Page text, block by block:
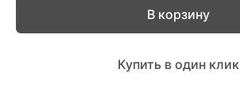
В корзину
Купить в один клик